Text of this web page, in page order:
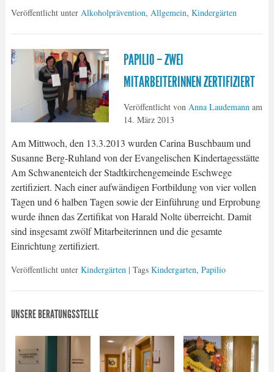
Veröffentlicht unter Alkoholprävention, Allgemein, Kindergärten
PAPILIO – ZWEI
MITARBEITERINNEN ZERTIFIZIERT
Veröffentlicht von Anna Laudemannam
14. März 2013
Am Mittwoch, den 13.3.2013 wurden Carina Buschbaum und
Susanne Berg-Ruhland von der Evangelischen Kindertagesstätte
Am Schwanenteich der Stadtkirchengemeinde Eschwege
zertifiziert. Nach einer aufwändigen Fortbildung von vier vollen
Tagen und 6 halben Tagen sowie der Einführung und Erprobung
wurde ihnen das Zertifikat von Harald Nolte überreicht. Damit
sind insgesamt zwölf Mitarbeiterinnen und die gesamte
Einrichtung zertifiziert.
Veröffentlicht unter Kindergärten | Tags Kindergarten, Papilio
UNSERE BERATUNGSSTELLE